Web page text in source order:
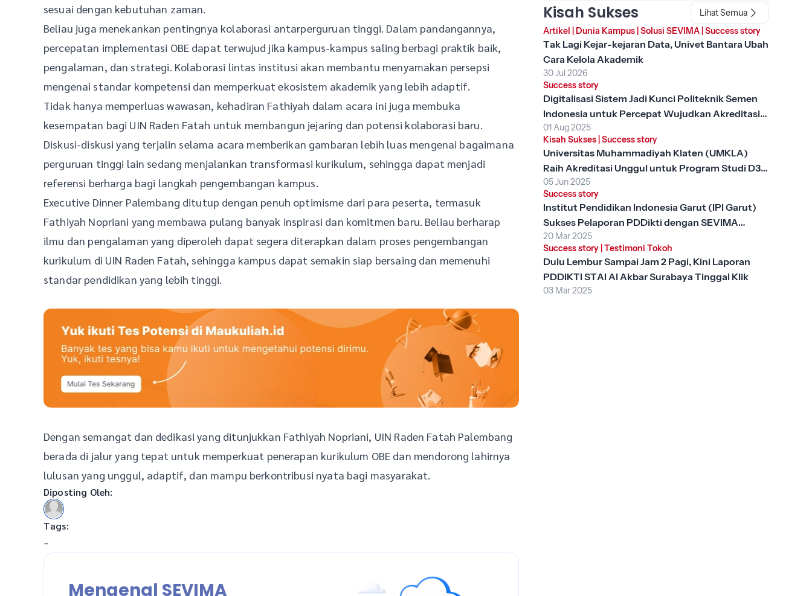
sesuai dengan kebutuhan zaman.
Beliau juga menekankan pentingnya kolaborasi antarperguruan tinggi. Dalam pandangannya,
percepatan implementasi OBE dapat terwujud jika kampus-kampus saling berbagi praktik baik,
pengalaman, dan strategi. Kolaborasi lintas institusi akan membantu menyamakan persepsi
mengenai standar kompetensi dan memperkuat ekosistem akademik yang lebih adaptif.
Tidak hanya memperluas wawasan, kehadiran Fathiyah dalam acara ini juga membuka
kesempatan bagi UIN Raden Fatah untuk membangun jejaring dan potensi kolaborasi baru.
Diskusi-diskusi yang terjalin selama acara memberikan gambaran lebih luas mengenai bagaimana
perguruan tinggi lain sedang menjalankan transformasi kurikulum, sehingga dapat menjadi
referensi berharga bagi langkah pengembangan kampus.
Executive Dinner Palembang ditutup dengan penuh optimisme dari para peserta, termasuk
Fathiyah Nopriani yang membawa pulang banyak inspirasi dan komitmen baru. Beliau berharap
ilmu dan pengalaman yang diperoleh dapat segera diterapkan dalam proses pengembangan
kurikulum di UIN Raden Fatah, sehingga kampus dapat semakin siap bersaing dan memenuhi
standar pendidikan yang lebih tinggi.
Dengan semangat dan dedikasi yang ditunjukkan Fathiyah Nopriani, UIN Raden Fatah Palembang
berada di jalur yang tepat untuk memperkuat penerapan kurikulum OBE dan mendorong lahirnya
lulusan yang unggul, adaptif, dan mampu berkontribusi nyata bagi masyarakat.
Diposting Oleh:
Tags:
-
Mengenal SEVIMA
Kisah Sukses
Lihat Semua
Artikel Dunia Kampus| Solusi SEVIMA| Success story
Tak Lagi Kejar-kejaran Data, Univet Bantara Ubah
Cara Kelola Akademik
30 Jul 2026
Success story
Digitalisasi Sistem Jadi Kunci Politeknik Semen
Indonesia untuk Percepat Wujudkan Akreditasi
Unggul
01 Aug 2025
Kisah Sukses| Success story
Universitas Muhammadiyah Klaten (UMKLA)
Raih Akreditasi Unggul untuk Program Studi D3
Keperawatan dengan SEVIMA Platform
05 Jun 2025
Success story
Institut Pendidikan Indonesia Garut (IPI Garut)
Sukses Pelaporan PDDikti dengan SEVIMA
Platform
20 Mar 2025
Success story| Testimoni Tokoh
Dulu Lembur Sampai Jam 2 Pagi, Kini Laporan
PDDIKTI STAI Al Akbar Surabaya Tinggal Klik
03 Mar 2025